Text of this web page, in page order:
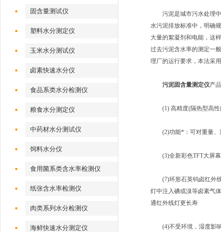
固含量测试仪
塑料水分测定仪
玉米水分测试仪
卤素快速水分仪
食品系类水分检测仪
粮食水分测定仪
中药材水分测试仪
饲料水分仪
食用菌系类含水率检测仪
纸张含水率检测仪
肉类系列水分检测仪
海鲜快速水分测定仪
污泥是城市污水处理中
水污泥排放标准中，明确
大量的絮凝剂和电能，这
过去污泥含水率的测定一
理厂的运行要求，本法采
污泥固含量测定仪产
(1) 高精度(隔热型高性
(2)功能*：可对重量、温
(3)全新彩色TFT大屏幕
(7)环形石英钨卤红外线
灯中注入碘或溴等卤素气
通红外线灯更长寿
(4)不受环境，湿度影